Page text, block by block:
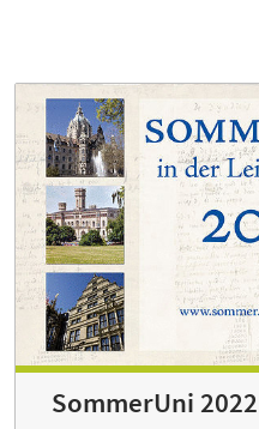
SommerUni 2022